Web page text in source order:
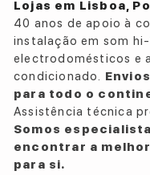
Unidades de
”) tweeters de cúpula
(3 1⁄2 ”) FST de médio
1x 150mm (6 ”)
Resposta de Frequência:
Dimensões: Altura: 210
mm Profundidade: 194
Peso: 6,5 kg
Conexões: USB – C -
Lojas em Lisboa,
40 anos de apoio à
instalação em som
electrodomésticos e
condicionado.
para todo o
Assistência técnica
Somos
encontrar a
para si.